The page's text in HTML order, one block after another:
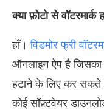
क्या फ़ोटो से
हाँ।विडमोर फ्री
ऑनलाइन ऐप है जिसका
हटाने के लिए कर सकते
कोई सॉफ़्टवेयर